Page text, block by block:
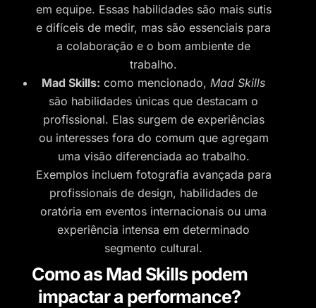
em equipe. Essas habilidades são mais sutis
e difíceis de medir, mas são essenciais para
a colaboração e o bom ambiente de
trabalho.
Mad Skills: como mencionado, Mad Skills
são habilidades únicas que destacam o
profissional. Elas surgem de experiências
ou interesses fora do comum que agregam
uma visão diferenciada ao trabalho.
Exemplos incluem fotografia avançada para
profissionais de design, habilidades de
oratória em eventos internacionais ou uma
experiência intensa em determinado
segmento cultural.
Como as Mad Skills podem
impactar a performance?